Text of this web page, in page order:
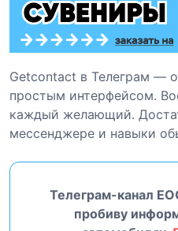
Getcontact в Телеграм —
простым интерфейсом.
каждый желающий.
мессенджере и навыки
Телеграм-канал
пробиву